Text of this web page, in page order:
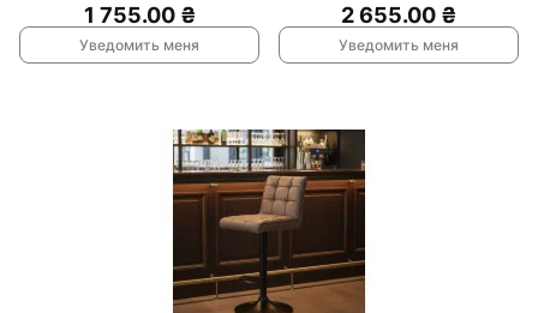
1 755.00 ₴
Уведомить меня
2 655.00 ₴
Уведомить меня